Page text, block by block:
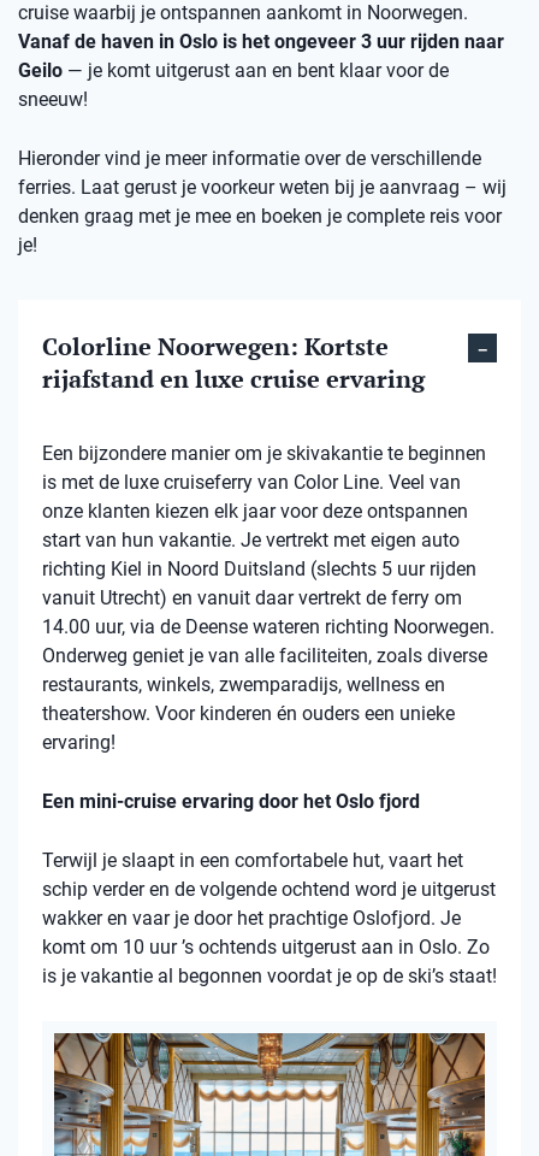
cruise waarbij je ontspannen aankomt in Noorwegen.
Vanaf de haven in Oslo is het ongeveer 3 uur rijden naar
Geilo — je komt uitgerust aan en bent klaar voor de
sneeuw!
Hieronder vind je meer informatie over de verschillende
ferries. Laat gerust je voorkeur weten bij je aanvraag – wij
denken graag met je mee en boeken je complete reis voor
je!
Colorline Noorwegen: Kortste
rijafstand en luxe cruise ervaring
Een bijzondere manier om je skivakantie te beginnen
is met de luxe cruiseferry van Color Line. Veel van
onze klanten kiezen elk jaar voor deze ontspannen
start van hun vakantie. Je vertrekt met eigen auto
richting Kiel in Noord Duitsland (slechts 5 uur rijden
vanuit Utrecht) en vanuit daar vertrekt de ferry om
14.00 uur, via de Deense wateren richting Noorwegen.
Onderweg geniet je van alle faciliteiten, zoals diverse
restaurants, winkels, zwemparadijs, wellness en
theatershow. Voor kinderen én ouders een unieke
ervaring!
Een mini-cruise ervaring door het Oslo fjord
Terwijl je slaapt in een comfortabele hut, vaart het
schip verder en de volgende ochtend word je uitgerust
wakker en vaar je door het prachtige Oslofjord. Je
komt om 10 uur ’s ochtends uitgerust aan in Oslo. Zo
is je vakantie al begonnen voordat je op de ski’s staat!